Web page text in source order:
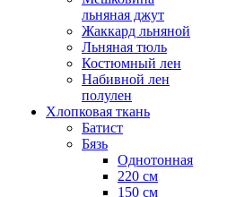
льняная джут
Жаккард льняной
Льняная тюль
Костюмный лен
Набивной лен
полулен
Хлопковая ткань
Батист
Бязь
Однотонная
220 см
150 см